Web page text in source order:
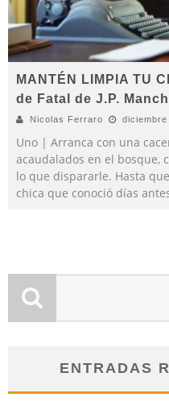
MANTÉN LIMPIA TU
de Fatal de J.P.
Nicolas Ferraro
Uno | Arranca con una
acaudalados en el bosque,
lo que dispararle. Hasta
chica que conoció días
ENTRADAS